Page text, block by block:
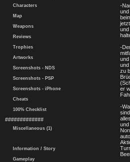
Characters
Map
Weapons
Reviews
Trophies
Artworks
Screenshots - NDS
Screenshots - PSP
Screenshots - iPhone
Cheats
100% Checklist
#############
Miscellaneous (1)
Information / Story
Gameplay
-
und
-
zu
er
-